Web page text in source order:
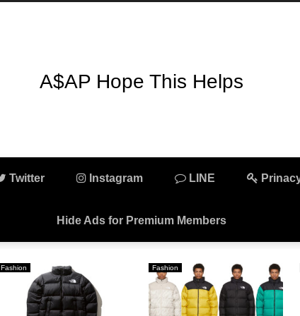
A$AP Hope This Helps
Twitter Instagram LINE
Hide Ads for Premium Members
Fashion Fashion